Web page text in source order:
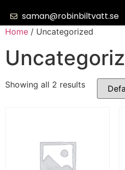
saman@robinbiltvatt.se
Home / Uncategorized
Showing all 2 results